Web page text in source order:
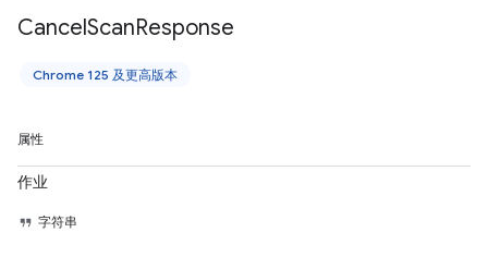
CancelScanResponse
Chrome 125 及更高版本
属性
作业
字符串